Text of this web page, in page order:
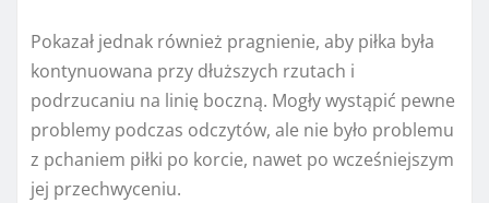
Pokazał jednak również pragnienie, aby piłka była
kontynuowana przy dłuższych rzutach i
podrzucaniu na linię boczną. Mogły wystąpić pewne
problemy podczas odczytów, ale nie było problemu
z pchaniem piłki po korcie, nawet po wcześniejszym
jej przechwyceniu.